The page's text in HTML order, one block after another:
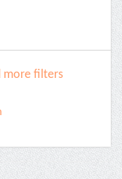
more filters